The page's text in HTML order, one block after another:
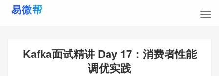
Kafka面试精讲 Day 17：消费者性能
调优实践